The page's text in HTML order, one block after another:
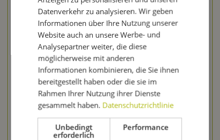
Chemipro CIP - Säurereiniger schwach schäumend
0.25 Liter(39,80 € * / 1 Liter)
ab 9,95 € *
Datenverkehr zu analysieren. Wir geben
Informationen über Ihre Nutzung unserer
Website auch an unsere Werbe- und
Analysepartner weiter, die diese
möglicherweise mit anderen
Informationen kombinieren, die Sie ihnen
bereitgestellt haben oder die sie im
Rahmen Ihrer Nutzung ihrer Dienste
gesammelt haben. Datenschutzrichtlinie
Unbedingt
erforderlich
Performance